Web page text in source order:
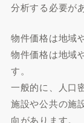
分析する必要が
物件価格は地域
物件価格は地域
す。
一般的に、人口
施設や公共の施
向があります。